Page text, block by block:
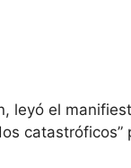
leyó el
catastróficos”